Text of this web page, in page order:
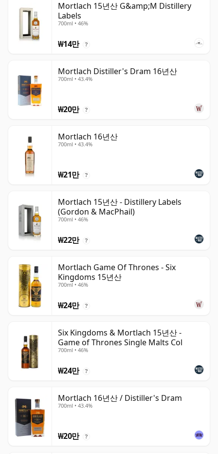
Mortlach 15년산 G&amp;M Distillery
Labels
700ml • 46%
₩14만 ?
Mortlach Distiller's Dram 16년산
700ml • 43.4%
₩20만 ?
Mortlach 16년산
700ml • 43.4%
₩21만 ?
Mortlach 15년산 - Distillery Labels
(Gordon & MacPhail)
700ml • 46%
₩22만 ?
Mortlach Game Of Thrones - Six
Kingdoms 15년산
700ml • 46%
₩24만 ?
Six Kingdoms & Mortlach 15년산 -
Game of Thrones Single Malts Col
700ml • 46%
₩24만 ?
Mortlach 16년산 / Distiller's Dram
700ml • 43.4%
₩20만 ?